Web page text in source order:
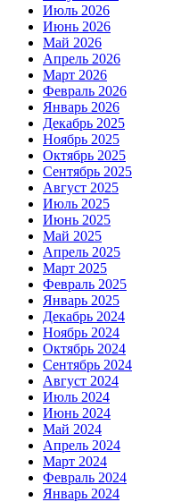
Июль 2026
Июнь 2026
Май 2026
Апрель 2026
Март 2026
Февраль 2026
Январь 2026
Декабрь 2025
Ноябрь 2025
Октябрь 2025
Сентябрь 2025
Август 2025
Июль 2025
Июнь 2025
Май 2025
Апрель 2025
Март 2025
Февраль 2025
Январь 2025
Декабрь 2024
Ноябрь 2024
Октябрь 2024
Сентябрь 2024
Август 2024
Июль 2024
Июнь 2024
Май 2024
Апрель 2024
Март 2024
Февраль 2024
Январь 2024